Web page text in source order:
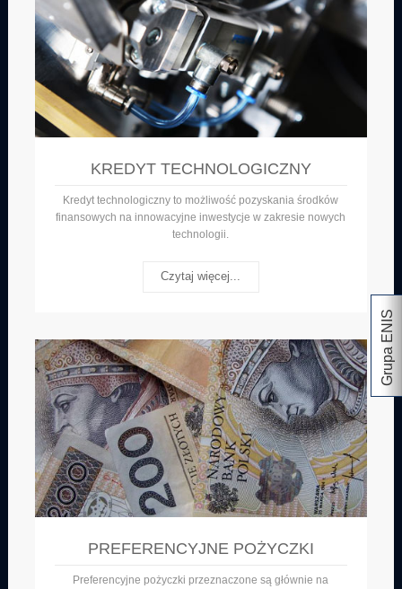
Grupa ENIS
KREDYT TECHNOLOGICZNY
Kredyt technologiczny to możliwość pozyskania środków
finansowych na innowacyjne inwestycje w zakresie nowych
technologii.
Czytaj więcej...
PREFERENCYJNE POŻYCZKI
Preferencyjne pożyczki przeznaczone są głównie na